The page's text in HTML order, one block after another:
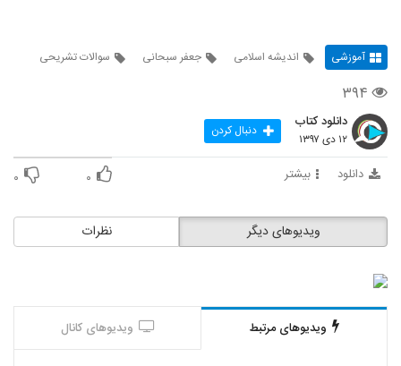
آموزشی اندیشه اسلامی جعفر سبحانی سوالات تشریحی
۳۹۴
دانلود کتاب
۱۲ دی ۱۳۹۷ دنبال کردن
دانلود بیشتر ۰ ۰
نظرات ویدیوهای دیگر
ویدیوهای مرتبط ویدیوهای کانال